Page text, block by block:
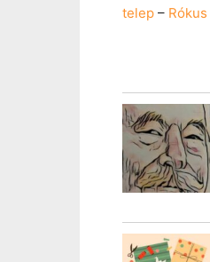
telep – Rókus